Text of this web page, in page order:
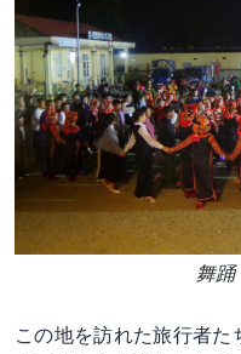
舞踊
この地を訪れた旅行者た